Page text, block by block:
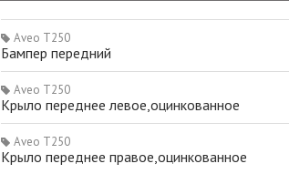
Aveo T250
Бампер передний
Aveo T250
Крыло переднее левое,оцинкованное
Aveo T250
Крыло переднее правое,оцинкованное